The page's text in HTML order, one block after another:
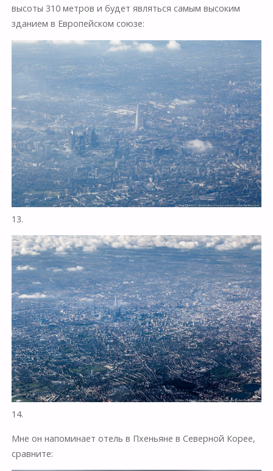
высоты 310 метров и будет являться самым высоким
зданием в Европейском союзе:
13.
14.
Мне он напоминает отель в Пхеньяне в Северной Корее,
сравните: